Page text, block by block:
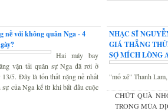
nề với không quân Nga - 4
Hai máy bay
vận tải quân sự Nga đã rơi ở
5. Đây là tổn thất nặng nề nhất
của Nga kể từ khi bắt đầu cuộc
NHẠC SĨ
GIÁ THẲNG
SỢ MÍCH LÒNG
"mổ xẻ" Thanh
CHÚT QUÀ
TRONG MÙA